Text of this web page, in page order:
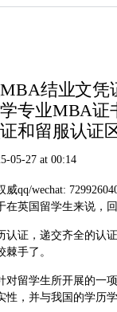
结业文凭
专业MBA证
和留服认证
05-27 at 00:14
威qq/wechat:
在英国留学生来说，
认证，递交齐全的认
手了。
对留学生所开展的一
性，并与我国的学历